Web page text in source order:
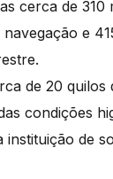
cerca de 310
e
de 20 quilos
condições
de